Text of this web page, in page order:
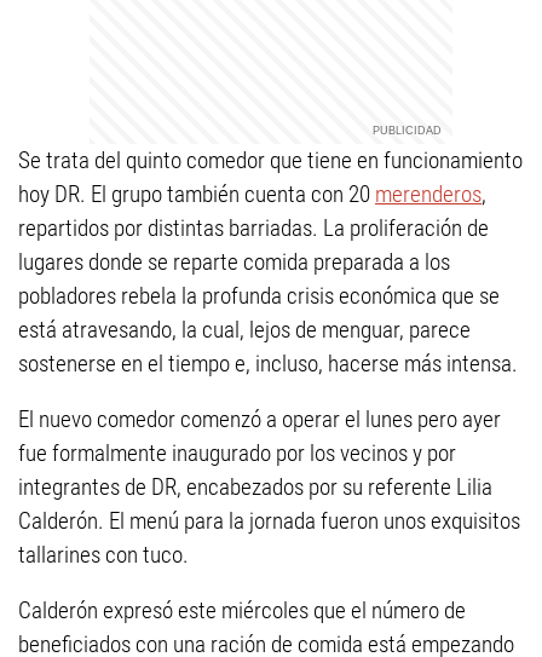
Se trata del quinto comedor que tiene en funcionamiento
hoy DR. El grupo también cuenta con 20 merenderos,
repartidos por distintas barriadas. La proliferación de
lugares donde se reparte comida preparada a los
pobladores rebela la profunda crisis económica que se
está atravesando, la cual, lejos de menguar, parece
sostenerse en el tiempo e, incluso, hacerse más intensa.
El nuevo comedor comenzó a operar el lunes pero ayer
fue formalmente inaugurado por los vecinos y por
integrantes de DR, encabezados por su referente Lilia
Calderón. El menú para la jornada fueron unos exquisitos
tallarines con tuco.
Calderón expresó este miércoles que el número de
beneficiados con una ración de comida está empezando